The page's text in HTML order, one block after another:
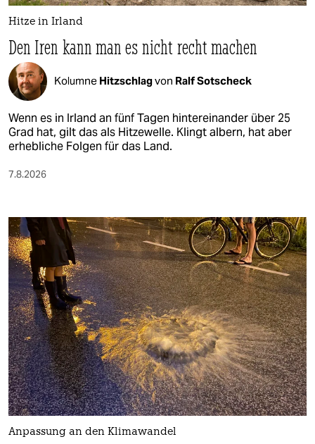
Hitze in Irland
Den Iren kann man es nicht recht machen
Kolumne Hitzschlagvon Ralf Sotscheck
Wenn es in Irland an fünf Tagen hintereinander über 25
Grad hat, gilt das als Hitzewelle. Klingt albern, hat aber
erhebliche Folgen für das Land.
7.8.2026
Anpassung an den Klimawandel